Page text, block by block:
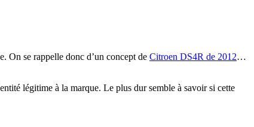
On se rappelle donc d’un concept de Citroen DS4R de 2012…
légitime à la marque. Le plus dur semble à savoir si cette